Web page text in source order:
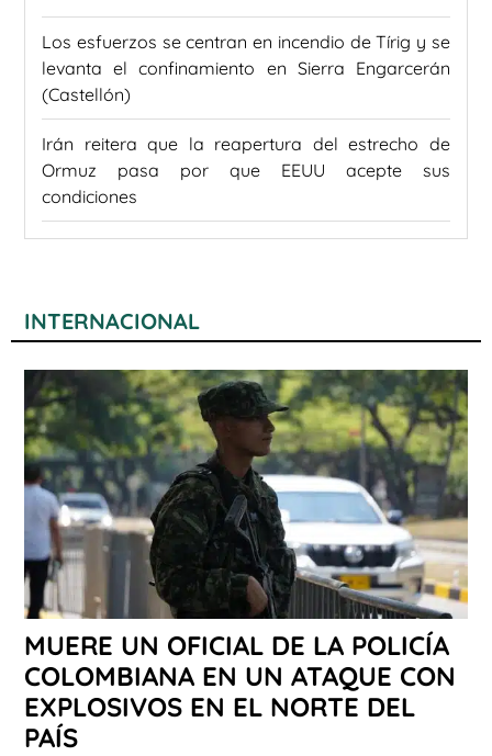
Los esfuerzos se centran en incendio de Tírig y se
levanta el confinamiento en Sierra Engarcerán
(Castellón)
Irán reitera que la reapertura del estrecho de
Ormuz pasa por que EEUU acepte sus
condiciones
INTERNACIONAL
MUERE UN OFICIAL DE LA POLICÍA
COLOMBIANA EN UN ATAQUE CON
EXPLOSIVOS EN EL NORTE DEL
PAÍS